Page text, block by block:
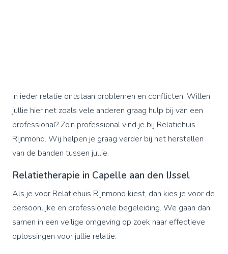
In ieder relatie ontstaan problemen en conflicten. Willen
jullie hier net zoals vele anderen graag hulp bij van een
professional? Zo’n professional vind je bij Relatiehuis
Rijnmond. Wij helpen je graag verder bij het herstellen
van de banden tussen jullie.
Relatietherapie in Capelle aan den IJssel
Als je voor Relatiehuis Rijnmond kiest, dan kies je voor de
persoonlijke en professionele begeleiding. We gaan dan
samen in een veilige omgeving op zoek naar effectieve
oplossingen voor jullie relatie.